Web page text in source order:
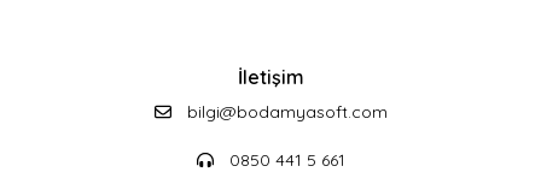
İletişim
bilgi@bodamyasoft.com
0850 441 5 661